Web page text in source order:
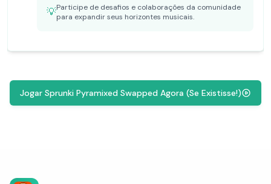
💡Participe de desafios e colaborações da comunidade
para expandir seus horizontes musicais.
Jogar Sprunki Pyramixed Swapped Agora (Se Existisse!)